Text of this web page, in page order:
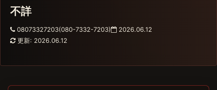
不詳
08073327203(080-7332-7203)
2026.06.12
更新: 2026.06.12